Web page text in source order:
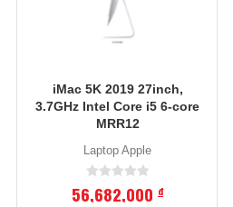
iMac 5K 2019 27inch,
3.7GHz Intel Core i5 6-core
MRR12
Laptop Apple
56,682,000 đ